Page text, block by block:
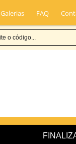
Galerias FAQ